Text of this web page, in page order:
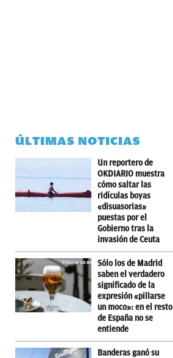
ÚLTIMAS NOTICIAS
Un reportero de
OKDIARIO muestra
cómo saltar las
ridículas boyas
«disuasorias»
puestas por el
Gobierno tras la
invasión de Ceuta
Sólo los de Madrid
saben el verdadero
significado de la
expresión «pillarse
un moco»: en el resto
de España no se
entiende
Banderas ganó su